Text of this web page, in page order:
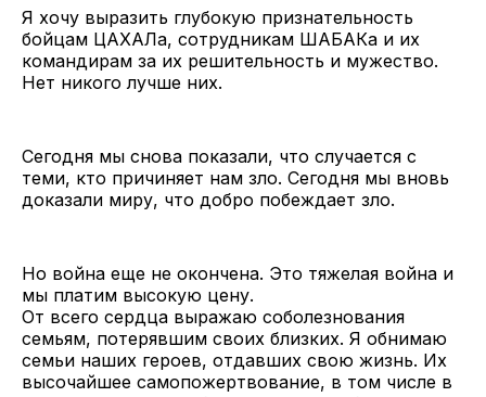
Я хочу выразить глубокую признательность
бойцам ЦАХАЛа, сотрудникам ШАБАКа и их
командирам за их решительность и мужество.
Нет никого лучше них.
Сегодня мы снова показали, что случается с
теми, кто причиняет нам зло. Сегодня мы вновь
доказали миру, что добро побеждает зло.
Но война еще не окончена. Это тяжелая война и
мы платим высокую цену.
От всего сердца выражаю соболезнования
семьям, потерявшим своих близких. Я обнимаю
семьи наших героев, отдавших свою жизнь. Их
высочайшее самопожертвование, в том числе в